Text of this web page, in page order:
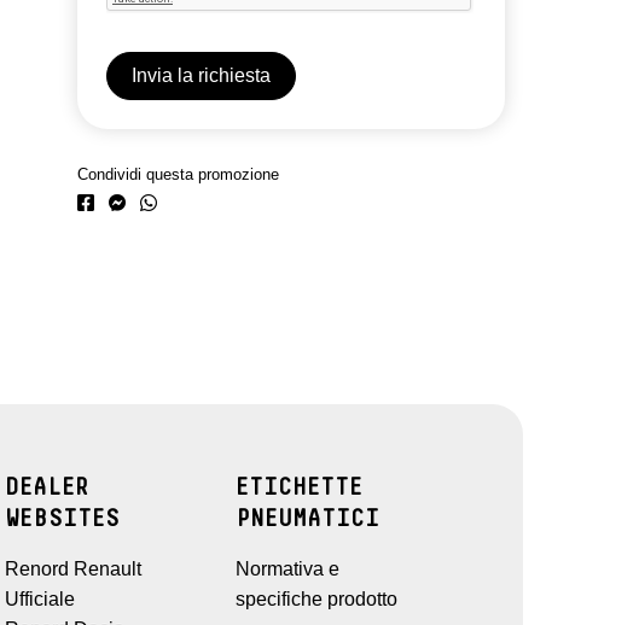
Condividi questa promozione
DEALER
WEBSITES
Renord Renault
Ufficiale
ETICHETTE
PNEUMATICI
Normativa e
specifiche prodotto